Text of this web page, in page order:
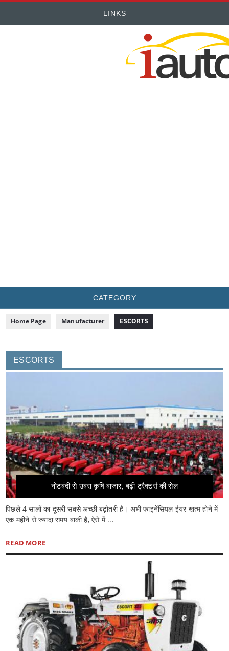
LINKS
CATEGORY
Home Page Manufacturer ESCORTS
ESCORTS
नोटबंदी से उबरा कृषि बाजार, बढ़ी ट्रैक्टर्स की सेल
पिछले 4 सालों का दूसरी सबसे अच्छी बढ़ोतरी है। अभी फाइनेंसियल ईयर खत्म होने में
एक महीने से ज्यादा समय बाकी है, ऐसे में ...
READ MORE